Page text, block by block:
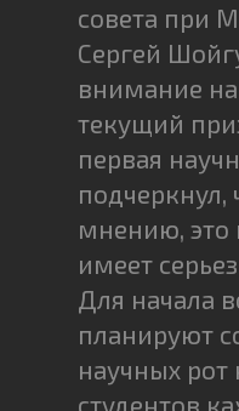
совета при
Сергей
внимание
текущий
первая
подчеркнул,
мнению, это
имеет
Для начала
планируют
научных рот
студентов